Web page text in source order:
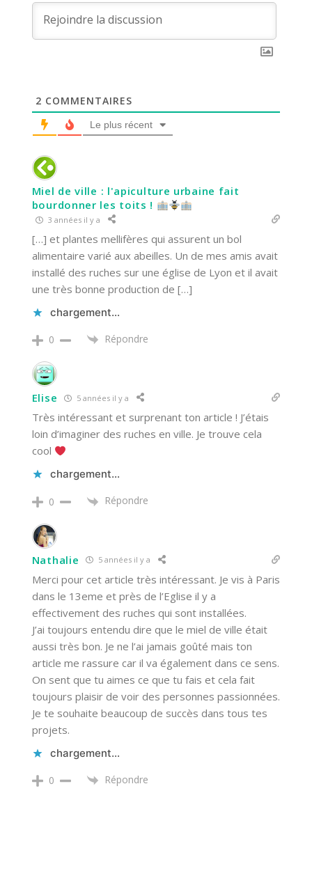
2 COMMENTAIRES
Le plus récent
Miel de ville : l'apiculture urbaine fait
bourdonner les toits !
3 années il y a
[…] et plantes mellifères qui assurent un bol
alimentaire varié aux abeilles. Un de mes amis avait
installé des ruches sur une église de Lyon et il avait
une très bonne production de […]
chargement…
0 Répondre
Elise 5 années il y a
Très intéressant et surprenant ton article ! J’étais
loin d’imaginer des ruches en ville. Je trouve cela
cool
chargement…
0 Répondre
Nathalie 5 années il y a
Merci pour cet article très intéressant. Je vis à Paris
dans le 13eme et près de l’Eglise il y a
effectivement des ruches qui sont installées.
J’ai toujours entendu dire que le miel de ville était
aussi très bon. Je ne l’ai jamais goûté mais ton
article me rassure car il va également dans ce sens.
On sent que tu aimes ce que tu fais et cela fait
toujours plaisir de voir des personnes passionnées.
Je te souhaite beaucoup de succès dans tous tes
projets.
chargement…
0 Répondre